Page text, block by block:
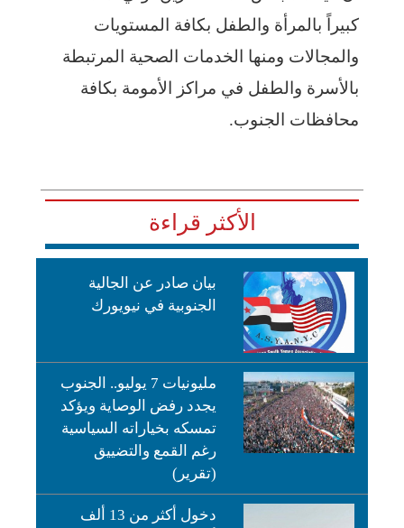
كبيراً بالمرأة والطفل بكافة المستويات
والمجالات ومنها الخدمات الصحية المرتبطة
بالأسرة والطفل في مراكز الأمومة بكافة
محافظات الجنوب.
الأكثر قراءة
بيان صادر عن الجالية
الجنوبية في نيويورك
مليونيات 7 يوليو.. الجنوب
يجدد رفض الوصاية ويؤكد
تمسكه بخياراته السياسية
رغم القمع والتضييق
(تقرير)
دخول أكثر من 13 ألف